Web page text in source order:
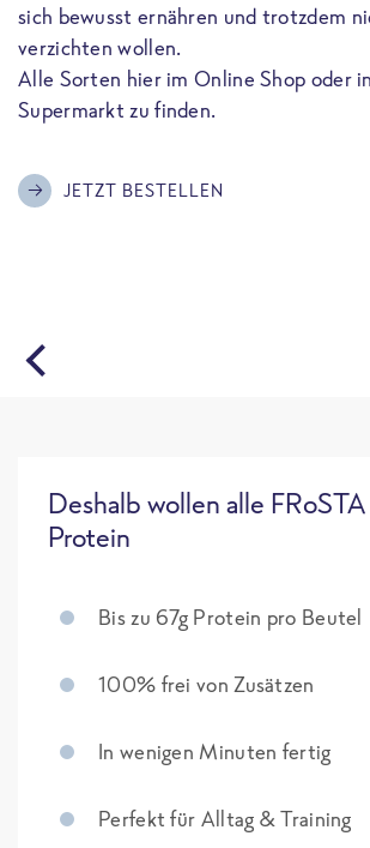
sich bewusst ernähren und trotzdem
verzichten wollen.
Alle Sorten hier im Online Shop oder
Supermarkt zu finden.
JETZT BESTELLEN
Deshalb wollen alle
Protein
Bis zu 67g Protein pro Beutel
100% frei von Zusätzen
In wenigen Minuten fertig
Perfekt für Alltag & Training